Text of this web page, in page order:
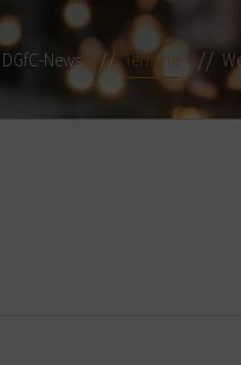
DGfC-News Termine